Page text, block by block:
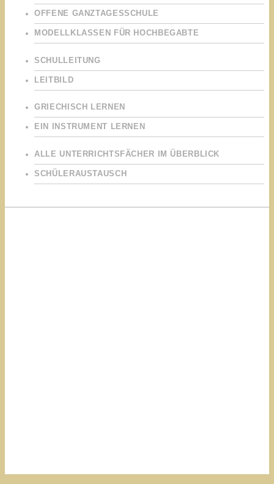
OFFENE GANZTAGESSCHULE
MODELLKLASSEN FÜR HOCHBEGABTE
SCHULLEITUNG
LEITBILD
GRIECHISCH LERNEN
EIN INSTRUMENT LERNEN
ALLE UNTERRICHTSFÄCHER IM ÜBERBLICK
SCHÜLERAUSTAUSCH